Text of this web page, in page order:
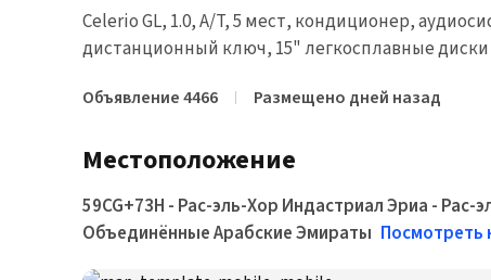
Celerio GL, 1.0, A/T, 5 мест, кондиционер,
дистанционный ключ, 15" легкосплавные диски
Объявление 4466 Размещено дней назад
Местоположение
59CG+73H - Рас-эль-Хор Индастриал Эриа -
Объединённые Арабские Эмираты Посмотреть